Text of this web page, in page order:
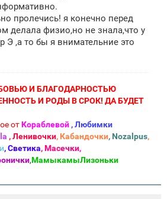
пролечись! я конечно перед
делала физио,но не знала,что у
Э ,а то бы я внимательние это
И БЛАГОДАРНОСТЬЮ
И РОДЫ В СРОК! ДА БУДЕТ
отКораблевой , Любимки
, Ленивочки, Кабандочки, Nozalpus,
, Светика, Масечки,
,МамыкамыЛизоньки